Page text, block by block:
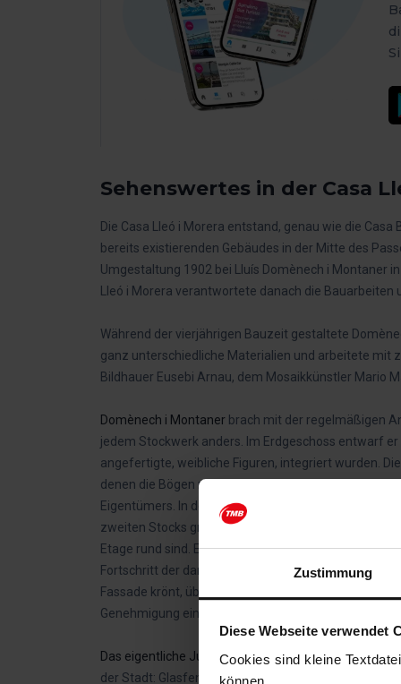
Zustimmung
Diese Webseite verwendet
Cookies sind kleine
können.
Sehenswertes in der Casa
Die Casa Lleó i Morera entstand, genau wie die
bereits existierenden Gebäudes in der Mitte des
Umgestaltung 1902 bei Lluís Domènech i Montaner
Lleó i Morera verantwortete danach die
Während der vierjährigen Bauzeit gestaltete
ganz unterschiedliche Materialien und arbeitete mit
Bildhauer Eusebi Arnau, dem Mosaikkünstler Mario
Domènech i Montaner brach mit der regelmäßigen
jedem Stockwerk anders. Im Erdgeschoss entwarf
angefertigte, weibliche Figuren, integriert wurden.
denen die Bögen ruhen, sind mit Löwen und
Eigentümers. In der ersten Etage befindet sich eine
zweiten Stocks grenzt. Die Balkone des zweiten
Etage rund sind. Erwähnenswert sind auch die vier
Fortschritt der damaligen Zeit darstellen: Fotografie,
Fassade krönt, überschritt die damals erlaubte
Genehmigung eingeholt werden musste.
Das eigentliche Juwel desModernismeist die
der Stadt: Glasfenster, Mosaike, Keramik,